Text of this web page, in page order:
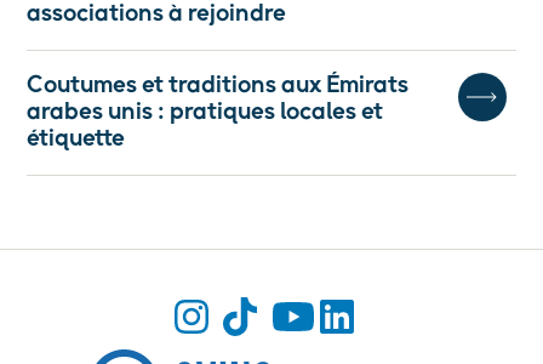
associations à rejoindre
Coutumes et traditions aux Émirats
arabes unis : pratiques locales et
étiquette